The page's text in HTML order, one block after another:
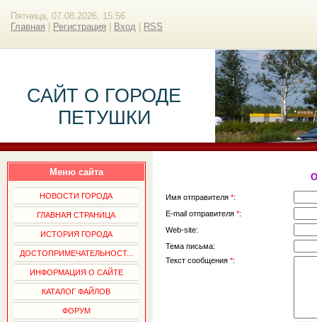
Пятница, 07.08.2026, 15:56
Главная
Регистрация Вход RSS
САЙТ О ГОРОДЕ
ПЕТУШКИ
Меню сайта
НОВОСТИ ГОРОДА
ГЛАВНАЯ СТРАНИЦА
ИСТОРИЯ ГОРОДА
ДОСТОПРИМЕЧАТЕЛЬНОСТ...
ИНФОРМАЦИЯ О САЙТЕ
КАТАЛОГ ФАЙЛОВ
ФОРУМ
Имя отправителя *:
E-mail отправителя *:
Web-site:
Тема письма:
Текст сообщения *: